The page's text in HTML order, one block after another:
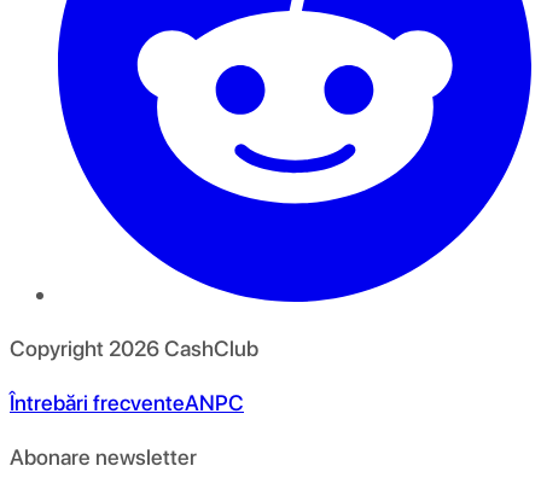
Copyright 2026CashClub
Întrebări frecventeANPC
Abonare newsletter